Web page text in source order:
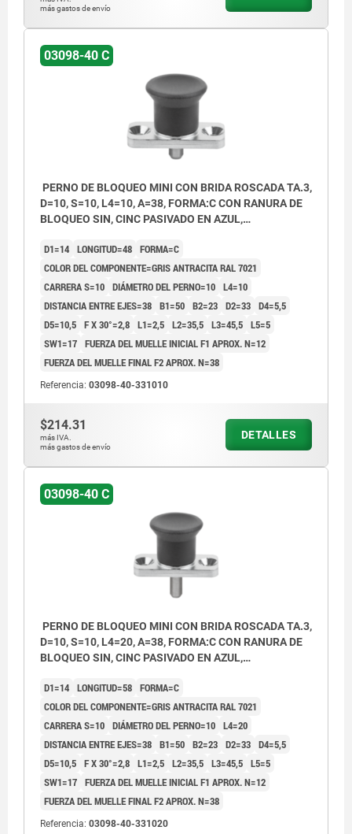
más gastos de envío
03098-40 C
PERNO DE BLOQUEO MINI CON BRIDA ROSCADA TA.3,
D=10, S=10, L4=10, A=38, FORMA:C CON RANURA DE
BLOQUEO SIN, CINC PASIVADO EN AZUL,
D1=14 LONGITUD=48 FORMA=C
COLOR DEL COMPONENTE=GRIS ANTRACITA RAL 7021
CARRERA S=10 DIÁMETRO DEL PERNO=10 L4=10
DISTANCIA ENTRE EJES=38 B1=50 B2=23 D2=33 D4=5,5
D5=10,5 F X 30°=2,8 L1=2,5 L2=35,5 L3=45,5 L5=5
SW1=17 FUERZA DEL MUELLE INICIAL F1 APROX. N=12
FUERZA DEL MUELLE FINAL F2 APROX. N=38
Referencia: 03098-40-331010
$214.31
más IVA.
más gastos de envío
DETALLES
03098-40 C
PERNO DE BLOQUEO MINI CON BRIDA ROSCADA TA.3,
D=10, S=10, L4=20, A=38, FORMA:C CON RANURA DE
BLOQUEO SIN, CINC PASIVADO EN AZUL,
D1=14 LONGITUD=58 FORMA=C
COLOR DEL COMPONENTE=GRIS ANTRACITA RAL 7021
CARRERA S=10 DIÁMETRO DEL PERNO=10 L4=20
DISTANCIA ENTRE EJES=38 B1=50 B2=23 D2=33 D4=5,5
D5=10,5 F X 30°=2,8 L1=2,5 L2=35,5 L3=45,5 L5=5
SW1=17 FUERZA DEL MUELLE INICIAL F1 APROX. N=12
FUERZA DEL MUELLE FINAL F2 APROX. N=38
Referencia: 03098-40-331020